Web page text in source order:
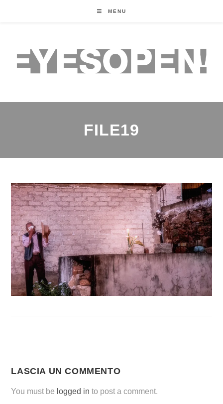
MENU
FILE19
LASCIA UN COMMENTO
You must be logged in to post a comment.